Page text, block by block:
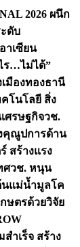
2026 ผนึก
ดับ
าเซียน
ร…ไม่ได้”
เมืองทองธานี
โนโลยี สิ่ง
ศรษฐกิจวช.
คุณูปการด้าน
สร้างแรง
ศวช. หนุน
นแม่น้ำมูลโค
ษตรด้วยวิจัย
ำเร็จ สร้าง